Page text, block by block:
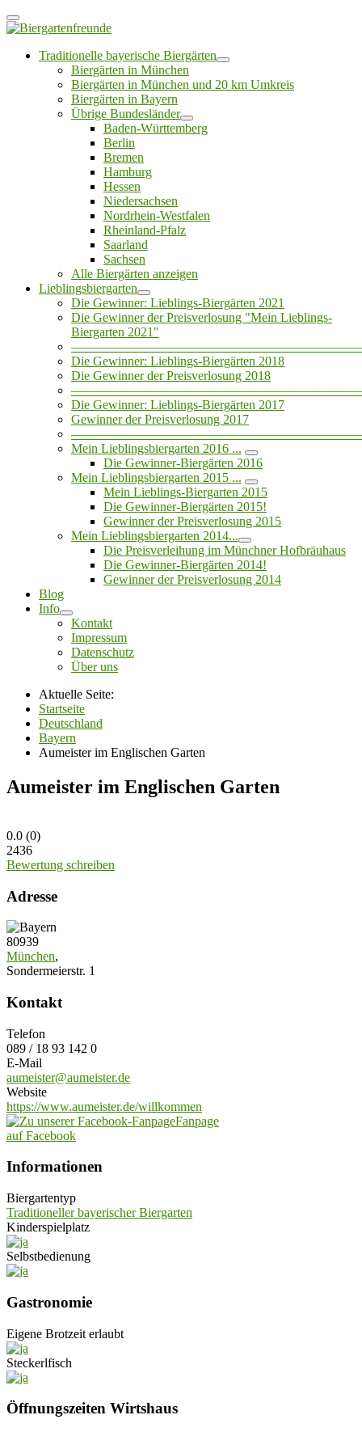
Traditionelle bayerische Biergärten
Biergärten in München
Biergärten in München und 20 km Umkreis
Biergärten in Bayern
Übrige Bundesländer
Baden-Württemberg
Berlin
Bremen
Hamburg
Hessen
Niedersachsen
Nordrhein-Westfalen
Rheinland-Pfalz
Saarland
Sachsen
Alle Biergärten anzeigen
Lieblingsbiergarten
Die Gewinner: Lieblings-Biergärten 2021
Die Gewinner der Preisverlosung "Mein Lieblings-
Biergarten 2021"
Die Gewinner: Lieblings-Biergärten 2018
Die Gewinner der Preisverlosung 2018
Die Gewinner: Lieblings-Biergärten 2017
Gewinner der Preisverlosung 2017
Mein Lieblingsbiergarten 2016 ...
Die Gewinner-Biergärten 2016
Mein Lieblingsbiergarten 2015 ...
Mein Lieblings-Biergarten 2015
Die Gewinner-Biergärten 2015!
Gewinner der Preisverlosung 2015
Mein Lieblingsbiergarten 2014...
Die Preisverleihung im Münchner Hofbräuhaus
Die Gewinner-Biergärten 2014!
Gewinner der Preisverlosung 2014
Blog
Info
Kontakt
Impressum
Datenschutz
Über uns
Aktuelle Seite:
Startseite
Deutschland
Bayern
Aumeister im Englischen Garten
Aumeister im Englischen Garten
0.0 (0)
2436
Bewertung schreiben
Adresse
80939
München,
Sondermeierstr. 1
Kontakt
Telefon
089 / 18 93 142 0
E-Mail
aumeister@aumeister.de
Website
https://www.aumeister.de/willkommen
Fanpage
auf Facebook
Informationen
Biergartentyp
Traditioneller bayerischer Biergarten
Kinderspielplatz
Selbstbedienung
Gastronomie
Eigene Brotzeit erlaubt
Steckerlfisch
Öffnungszeiten Wirtshaus